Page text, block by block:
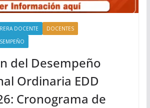
DOCENTE
DOCENTES
del Desempeño
Ordinaria EDD
Cronograma de